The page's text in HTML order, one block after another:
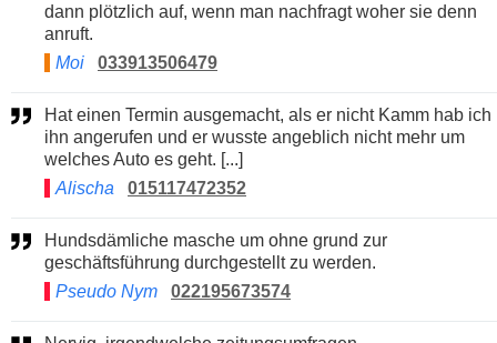
dann plötzlich auf, wenn man nachfragt woher sie denn
anruft.
Moi
033913506479
Hat einen Termin ausgemacht, als er nicht Kamm hab ich
ihn angerufen und er wusste angeblich nicht mehr um
welches Auto es geht. [...]
Alischa
015117472352
Hundsdämliche masche um ohne grund zur
geschäftsführung durchgestellt zu werden.
Pseudo Nym
022195673574